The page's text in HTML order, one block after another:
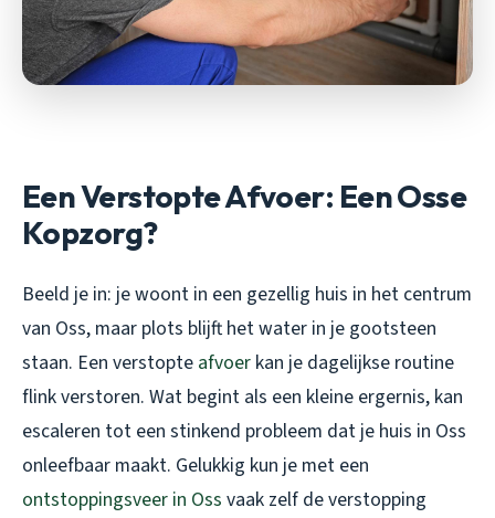
Een Verstopte Afvoer: Een Osse
Kopzorg?
Beeld je in: je woont in een gezellig huis in het centrum
van Oss, maar plots blijft het water in je gootsteen
staan. Een verstopte afvoer kan je dagelijkse routine
flink verstoren. Wat begint als een kleine ergernis, kan
escaleren tot een stinkend probleem dat je huis in Oss
onleefbaar maakt. Gelukkig kun je met een
ontstoppingsveer in Oss vaak zelf de verstopping